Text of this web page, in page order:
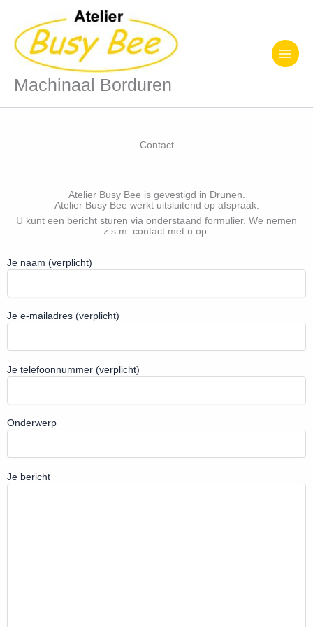
inhoud
Machinaal Borduren
Contact
Atelier Busy Bee is gevestigd in Drunen.
Atelier Busy Bee werkt uitsluitend op afspraak.
U kunt een bericht sturen via onderstaand formulier. We nemen
z.s.m. contact met u op.
Gelieve dit veld leeg te laten.
Je naam (verplicht)
Je e-mailadres (verplicht)
Je telefoonnummer (verplicht)
Onderwerp
Je bericht